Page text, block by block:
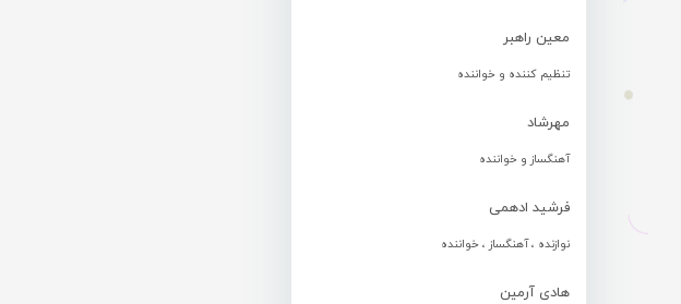
معین راهبر
تنظیم کننده و خواننده
مهرشاد
آهنگساز و خواننده
فرشید ادهمی
نوازنده ، آهنگساز ، خواننده
هادی آرمین